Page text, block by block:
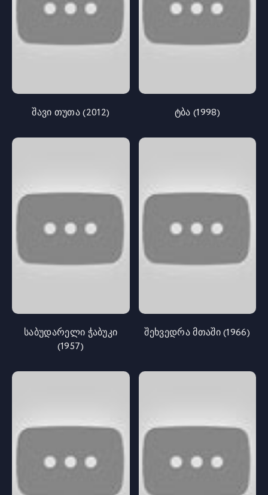
შავი თუთა (2012) ტბა (1998)
საბუდარელი ჭაბუკი
(1957)
შეხვედრა მთაში (1966)